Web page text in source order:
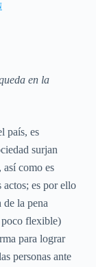
en la
país, es
surjan
así como es
actos; es por ello
la pena
flexible)
para lograr
personas ante